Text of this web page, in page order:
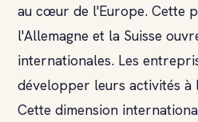
au cœur de l'Europe. Cette
l'Allemagne et la Suisse
internationales. Les
développer leurs activités à
Cette dimension